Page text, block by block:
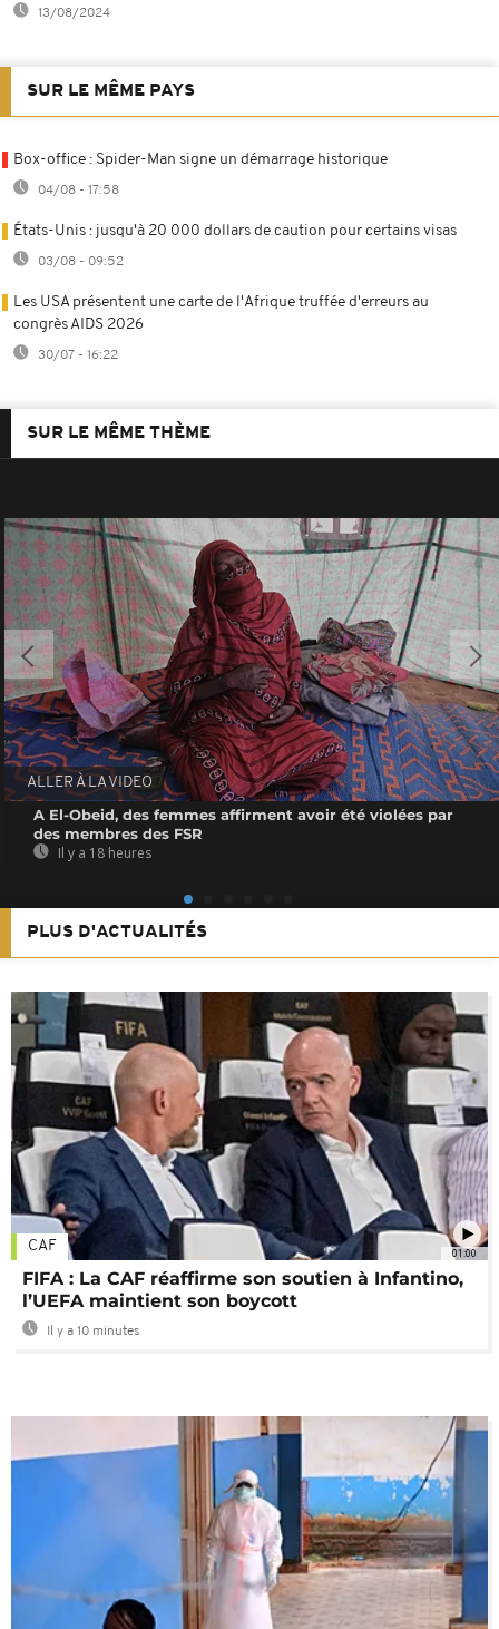
13/08/2024
SUR LE MÊME PAYS
Box-office : Spider-Man signe un démarrage historique
04/08 - 17:58
États-Unis : jusqu'à 20 000 dollars de caution pour certains visas
03/08 - 09:52
Les USA présentent une carte de l'Afrique truffée d'erreurs au
congrès AIDS 2026
30/07 - 16:22
SUR LE MÊME THÈME
ALLER À LA VIDEO
A El-Obeid, des femmes affirment avoir été violées par
des membres des FSR
Il y a 18 heures
PLUS D'ACTUALITÉS
01:00
CAF
FIFA : La CAF réaffirme son soutien à Infantino,
l’UEFA maintient son boycott
Il y a 10 minutes